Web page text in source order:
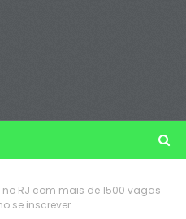
RJ com mais de 1500 vagas
se inscrever